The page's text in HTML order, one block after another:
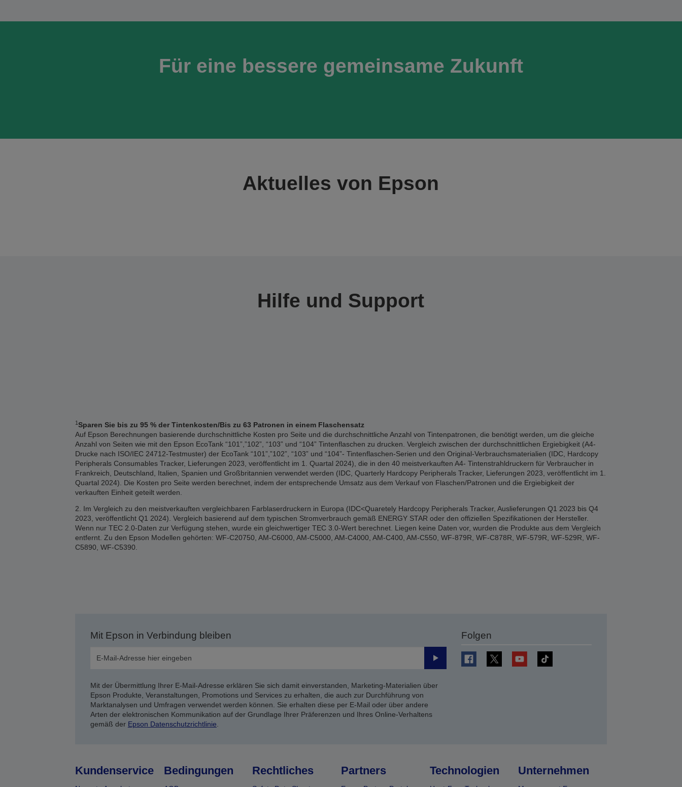
Für eine bessere gemeinsame Zukunft
Aktuelles von Epson
Hilfe und Support
1Sparen Sie bis zu 95 % der Tintenkosten/Bis zu 63 Patronen in einem Flaschensatz
Auf Epson Berechnungen basierende durchschnittliche Kosten pro Seite und die durchschnittliche Anzahl von Tintenpatronen, die benötigt werden, um die gleiche
Anzahl von Seiten wie mit den Epson EcoTank “101”,”102”, “103” und “104” Tintenflaschen zu drucken. Vergleich zwischen der durchschnittlichen Ergiebigkeit (A4-
Drucke nach ISO/IEC 24712-Testmuster) der EcoTank “101”,”102”, “103” und “104”- Tintenflaschen-Serien und den Original-Verbrauchsmaterialien (IDC, Hardcopy
Peripherals Consumables Tracker, Lieferungen 2023, veröffentlicht im 1. Quartal 2024), die in den 40 meistverkauften A4- Tintenstrahldruckern für Verbraucher in
Frankreich, Deutschland, Italien, Spanien und Großbritannien verwendet werden (IDC, Quarterly Hardcopy Peripherals Tracker, Lieferungen 2023, veröffentlicht im 1.
Quartal 2024). Die Kosten pro Seite werden berechnet, indem der entsprechende Umsatz aus dem Verkauf von Flaschen/Patronen und die Ergiebigkeit der
verkauften Einheit geteilt werden.
2. Im Vergleich zu den meistverkauften vergleichbaren Farblaserdruckern in Europa (IDC<Quaretely Hardcopy Peripherals Tracker, Auslieferungen Q1 2023 bis Q4
2023, veröffentlicht Q1 2024). Vergleich basierend auf dem typischen Stromverbrauch gemäß ENERGY STAR oder den offiziellen Spezifikationen der Hersteller.
Wenn nur TEC 2.0-Daten zur Verfügung stehen, wurde ein gleichwertiger TEC 3.0-Wert berechnet. Liegen keine Daten vor, wurden die Produkte aus dem Vergleich
entfernt. Zu den Epson Modellen gehörten: WF-C20750, AM-C6000, AM-C5000, AM-C4000, AM-C400, AM-C550, WF-879R, WF-C878R, WF-579R, WF-529R, WF-
C5890, WF-C5390.
Mit Epson in Verbindung bleiben
Senden
Mit der Übermittlung Ihrer E-Mail-Adresse erklären Sie sich damit einverstanden, Marketing-Materialien über
Epson Produkte, Veranstaltungen, Promotions und Services zu erhalten, die auch zur Durchführung von
Marktanalysen und Umfragen verwendet werden können. Sie erhalten diese per E-Mail oder über andere
Arten der elektronischen Kommunikation auf der Grundlage Ihrer Präferenzen und Ihres Online-Verhaltens
gemäß der Epson Datenschutzrichtlinie
Folgen
Kundenservice Bedingungen Rechtliches Partners Technologien Unternehmen